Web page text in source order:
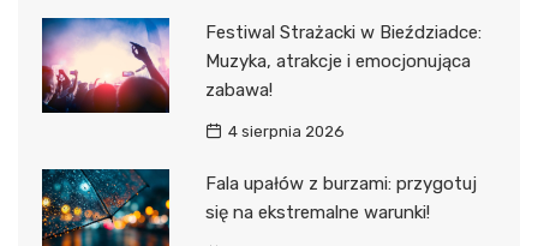
Festiwal Strażacki w Bieździadce:
Muzyka, atrakcje i emocjonująca
zabawa!
4 sierpnia 2026
Fala upałów z burzami: przygotuj
się na ekstremalne warunki!